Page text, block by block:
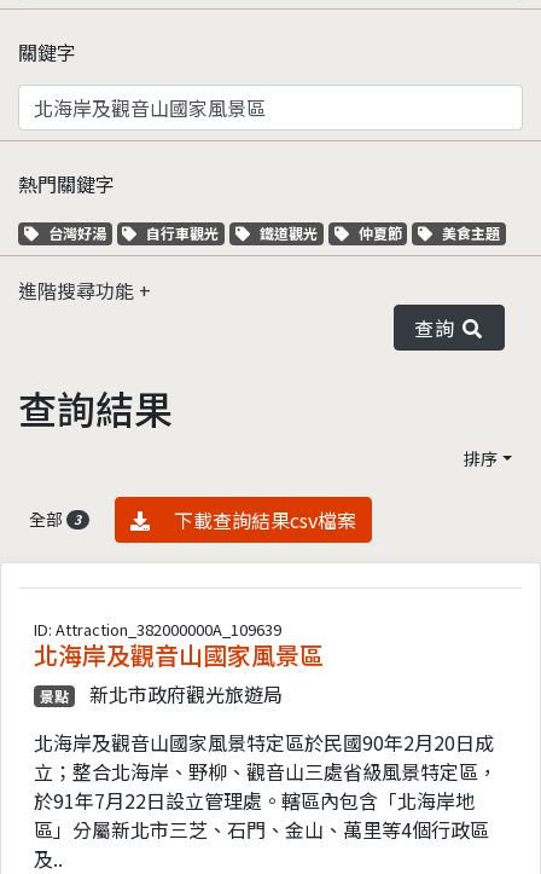
關鍵字
熱門關鍵字
關鍵字標籤
台灣好湯 關鍵字標籤
自行車觀光 關鍵字標籤
鐵道觀光 關鍵字標籤
仲夏節 關鍵字標籤
美食主題
進階搜尋功能
查詢
查詢結果
排序
全部 3 資料下載
下載查詢結果csv檔案
ID: Attraction_382000000A_109639
北海岸及觀音山國家風景區
景點
新北市政府觀光旅遊局
北海岸及觀音山國家風景特定區於民國90年2月20日成
立；整合北海岸、野柳、觀音山三處省級風景特定區，
於91年7月22日設立管理處。轄區內包含「北海岸地
區」分屬新北市三芝、石門、金山、萬里等4個行政區
及..